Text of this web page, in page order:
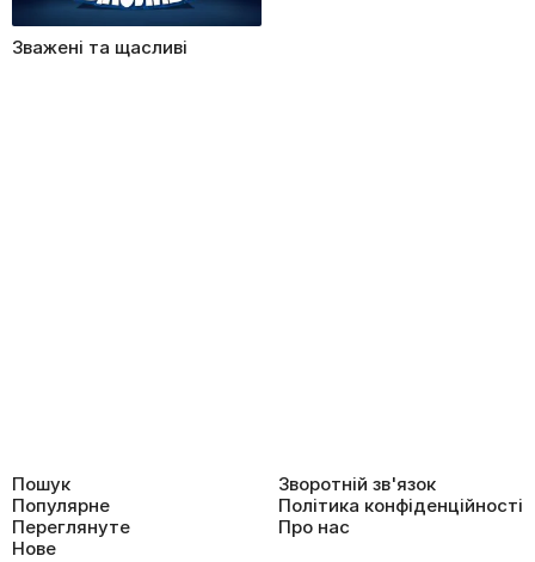
Зважені та щасливі
Пошук
Популярне
Переглянуте
Нове
Зворотній зв'язок
Політика конфіденційності
Про нас